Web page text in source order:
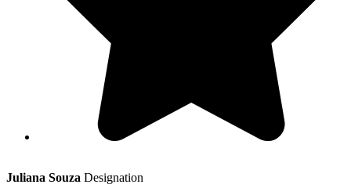
Juliana Souza Designation